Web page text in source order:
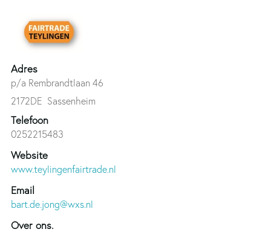
Adres
p/a Rembrandtlaan 46
2172DE Sassenheim
Telefoon
0252215483
Website
www.teylingenfairtrade.nl
Email
bart.de.jong@wxs.nl
Over ons.